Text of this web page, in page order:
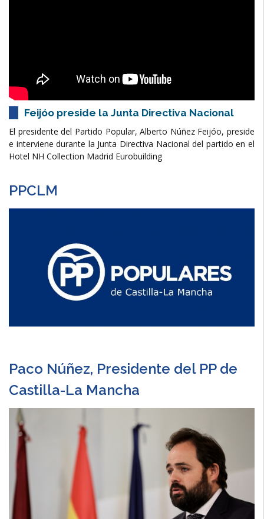
Feijóo preside la Junta Directiva Nacional
El presidente del Partido Popular, Alberto Núñez Feijóo, preside
e interviene durante la Junta Directiva Nacional del partido en el
Hotel NH Collection Madrid Eurobuilding
PPCLM
Paco Núñez, Presidente del PP de
Castilla-La Mancha